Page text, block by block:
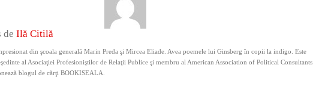
de Ilă Citilă
din şcoala generală Marin Preda şi Mircea Eliade. Avea poemele lui Ginsberg în copii la indigo. Este
al Asociaţiei Profesioniştilor de Relaţii Publice şi membru al American Association of Political Consultants.
blogul de cărţi BOOKISEALA.